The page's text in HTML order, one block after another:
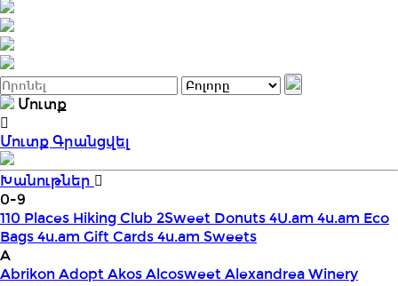
Մուտք
ՄուտքԳրանցվել
Խանութներ
0-9
110 Places Hiking Club 2Sweet Donuts4U.am 4u.am Eco
Bags4u.am Gift Cards4u.am Sweets
A
AbrikonAdoptAkosAlcosweetAlexandrea Winery